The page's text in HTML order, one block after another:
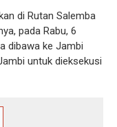
di Rutan Salemba
pada Rabu, 6
dibawa ke Jambi
untuk dieksekusi